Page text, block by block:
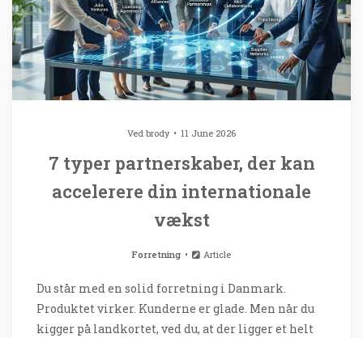
Ved brody 11 June 2026
7 typer partnerskaber, der kan
accelerere din internationale
vækst
Forretning Article
Du står med en solid forretning i Danmark.
Produktet virker. Kunderne er glade. Men når du
kigger på landkortet, ved du, at der ligger et helt